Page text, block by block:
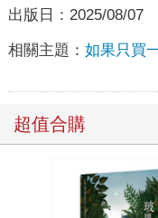
出版日： 2025/08/07
相關主題： 如果只買
超值合購